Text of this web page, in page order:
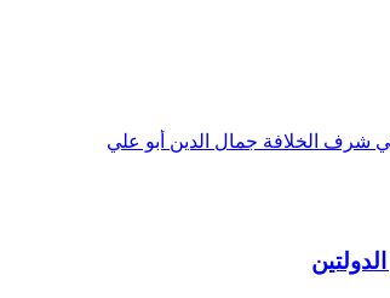
شرف الخلافة جمال الدين أبو علي